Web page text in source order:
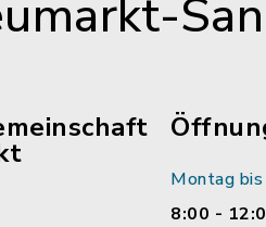
Montag
8:00 -